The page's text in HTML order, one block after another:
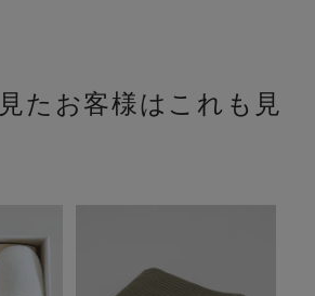
たお客様はこれも見